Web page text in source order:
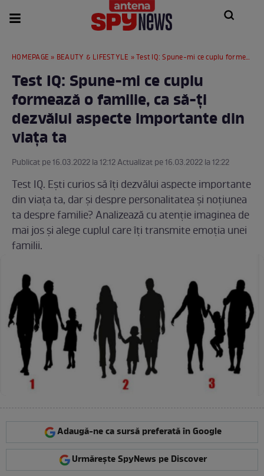
HOMEPAGE » BEAUTY & LIFESTYLE » Test IQ: Spune-mi ce cuplu formează o familie, ca să-ți dezvălui aspecte importante din viața ta
Test IQ: Spune-mi ce cuplu
formează o familie, ca să-ți
dezvălui aspecte importante din
viața ta
Publicat pe 16.03.2022 la 12:12 Actualizat pe 16.03.2022 la 12:22
Test IQ. Ești curios să îți dezvălui aspecte importante
din viața ta, dar și despre personalitatea și noțiunea
ta despre familie? Analizează cu atenție imaginea de
mai jos și alege cuplul care îți transmite emoția unei
familii.
Adaugă-ne ca sursă preferată în Google
Urmărește SpyNews pe Discover